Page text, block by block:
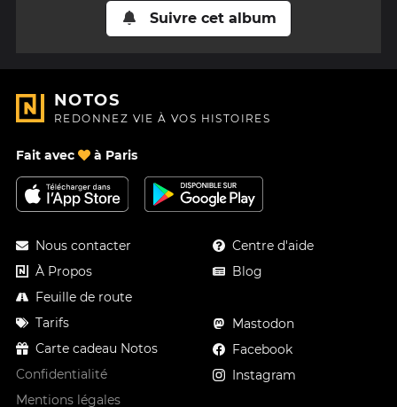
Suivre cet album
NOTOS
REDONNEZ VIE À VOS HISTOIRES
Fait avec à Paris
Nous contacter
À Propos
Feuille de route
Tarifs
Carte cadeau Notos
Confidentialité
Mentions légales
Centre d'aide
Blog
Mastodon
Facebook
Instagram